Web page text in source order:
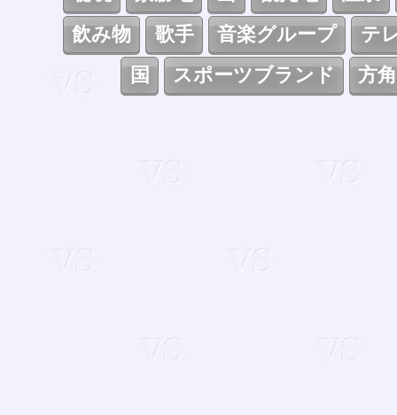
飲み物
歌手 音楽グループ
テ
国
スポーツブランド 方角